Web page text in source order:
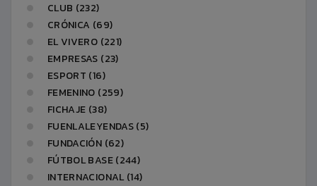
CLUB (232)
CRÓNICA (69)
EL VIVERO (221)
EMPRESAS (23)
ESPORT (16)
FEMENINO (259)
FICHAJE (38)
FUENLALEYENDAS (5)
FUNDACIÓN (62)
FÚTBOL BASE (244)
INTERNACIONAL (14)